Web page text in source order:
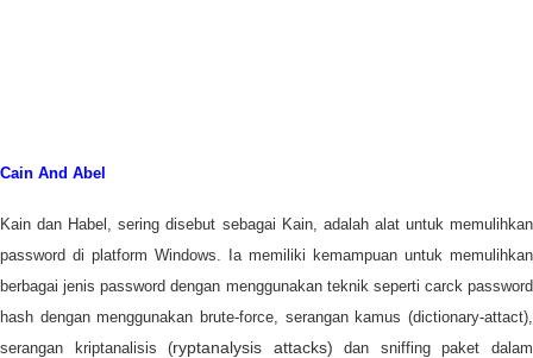
Cain And Abel
Kain dan Habel, sering disebut sebagai Kain, adalah alat untuk memulihkan
password di platform Windows. Ia memiliki kemampuan untuk memulihkan
berbagai jenis password dengan menggunakan teknik seperti carck password
hash dengan menggunakan brute-force, serangan kamus (dictionary-attact),
serangan kriptanalisis (ryptanalysis attacks)dan sniffing paket dalam